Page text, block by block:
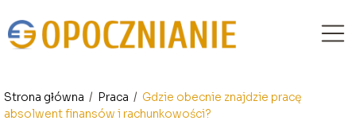
Strona główna / Praca / Gdzie obecnie znajdzie pracę
absolwent finansów i rachunkowości?